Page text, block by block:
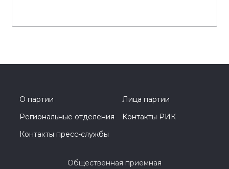
О партии
Лица партии
Региональные отделения
Контакты РИК
Контакты пресс-службы
Общественная приемная